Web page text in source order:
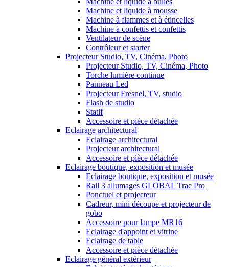
Machine et liquide à mousse
Machine à flammes et à étincelles
Machine à confettis et confettis
Ventilateur de scène
Contrôleur et starter
Projecteur Studio, TV, Cinéma, Photo
Projecteur Studio, TV, Cinéma, Photo
Torche lumière continue
Panneau Led
Projecteur Fresnel, TV, studio
Flash de studio
Statif
Accessoire et pièce détachée
Eclairage architectural
Eclairage architectural
Projecteur architectural
Accessoire et pièce détachée
Eclairage boutique, exposition et musée
Eclairage boutique, exposition et musée
Rail 3 allumages GLOBAL Trac Pro
Ponctuel et projecteur
Cadreur, mini découpe et projecteur de
gobo
Accessoire pour lampe MR16
Eclairage d'appoint et vitrine
Eclairage de table
Accessoire et pièce détachée
Eclairage général extérieur